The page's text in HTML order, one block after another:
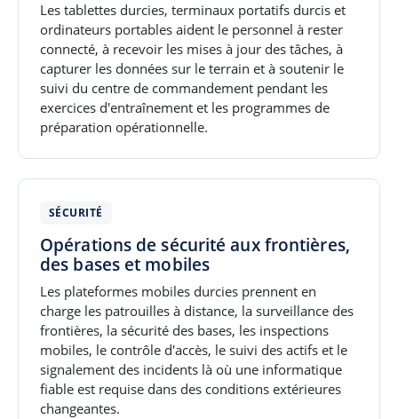
Les tablettes durcies, terminaux portatifs durcis et
ordinateurs portables aident le personnel à rester
connecté, à recevoir les mises à jour des tâches, à
capturer les données sur le terrain et à soutenir le
suivi du centre de commandement pendant les
exercices d'entraînement et les programmes de
préparation opérationnelle.
SÉCURITÉ
Opérations de sécurité aux frontières,
des bases et mobiles
Les plateformes mobiles durcies prennent en
charge les patrouilles à distance, la surveillance des
frontières, la sécurité des bases, les inspections
mobiles, le contrôle d'accès, le suivi des actifs et le
signalement des incidents là où une informatique
fiable est requise dans des conditions extérieures
changeantes.